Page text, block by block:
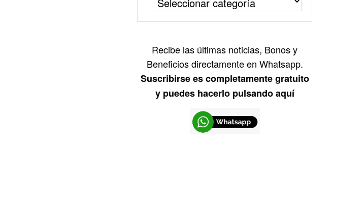
Recibe las últimas noticias, Bonos y
Beneficios directamente en Whatsapp.
Suscribirse es completamente gratuito
y puedes hacerlo pulsando aquí